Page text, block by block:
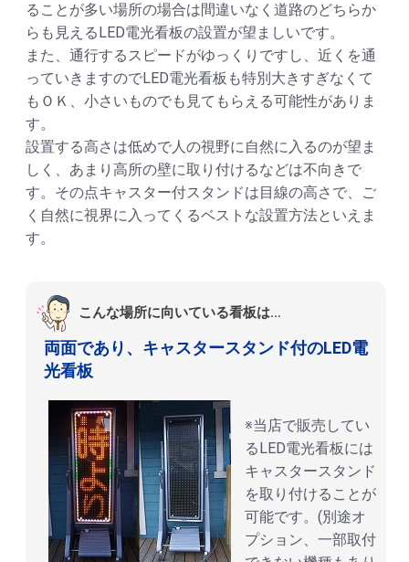
ることが多い場所の場合は間違いなく道路のどちらか
らも見えるLED電光看板の設置が望ましいです。
また、通行するスピードがゆっくりですし、近くを通
っていきますのでLED電光看板も特別大きすぎなくて
もＯＫ、小さいものでも見てもらえる可能性がありま
す。
設置する高さは低めで人の視野に自然に入るのが望ま
しく、あまり高所の壁に取り付けるなどは不向きで
す。その点キャスター付スタンドは目線の高さで、ご
く自然に視界に入ってくるベストな設置方法といえま
す。
こんな場所に向いている看板は…
両面であり、キャスタースタンド付のLED電
光看板
※当店で販売してい
るLED電光看板には
キャスタースタンド
を取り付けることが
可能です。(別途オ
プション、一部取付